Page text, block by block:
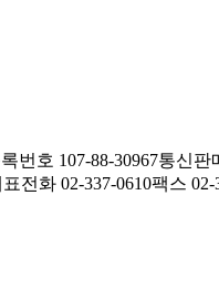
번호 107-88-30967통신판
전화 02-337-0610팩스 02-